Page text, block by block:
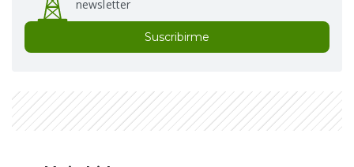
newsletter
Suscribirme